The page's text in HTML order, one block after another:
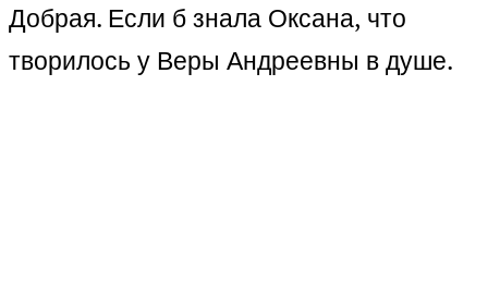
Добрая. Если б знала Оксана, что
творилось у Веры Андреевны в душе.